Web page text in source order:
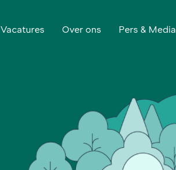
Vacatures Over ons Pers & Media